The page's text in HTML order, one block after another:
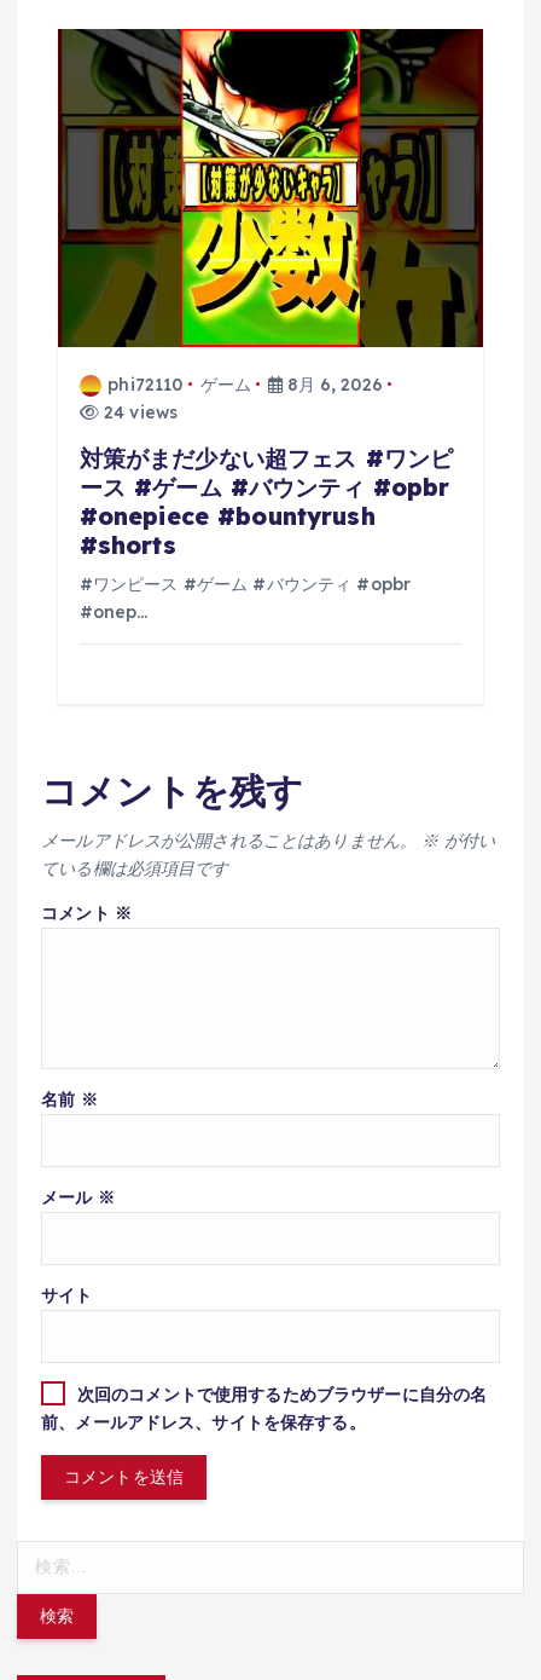
phi72110 ゲーム
8月 6, 2026
24 views
対策がまだ少ない超フェス #ワンピ
ース #ゲーム #バウンティ #opbr
#onepiece #bountyrush
#shorts
#ワンピース #ゲーム #バウンティ #opbr
#onep…
コメントを残す
メールアドレスが公開されることはありません。 ※が付い
ている欄は必須項目です
コメント ※
名前 ※
メール ※
サイト
次回のコメントで使用するためブラウザーに自分の名
前、メールアドレス、サイトを保存する。